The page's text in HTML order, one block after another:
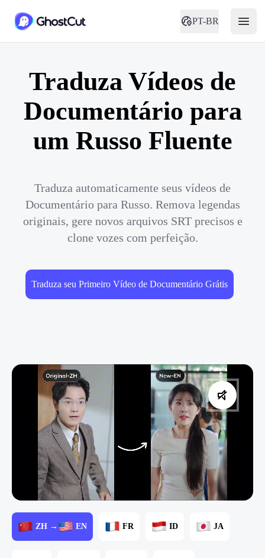
PT-BR
Traduza Vídeos de
Documentário para
um Russo Fluente
Traduza automaticamente seus vídeos de
Documentário para Russo. Remova legendas
originais, gere novos arquivos SRT precisos e
clone vozes com perfeição.
Traduza seu Primeiro Vídeo de Documentário Grátis
ZH → EN FR ID JA